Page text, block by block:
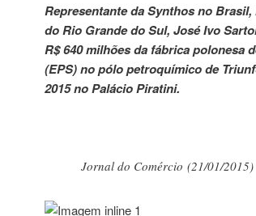
Representante da Synthos no
do Rio Grande do Sul, José Ivo
R$ 640 milhões da fábrica polonesa
(EPS) no pólo petroquímico de
2015 no Palácio Piratini.
Jornal do Comércio (21/01/2015)